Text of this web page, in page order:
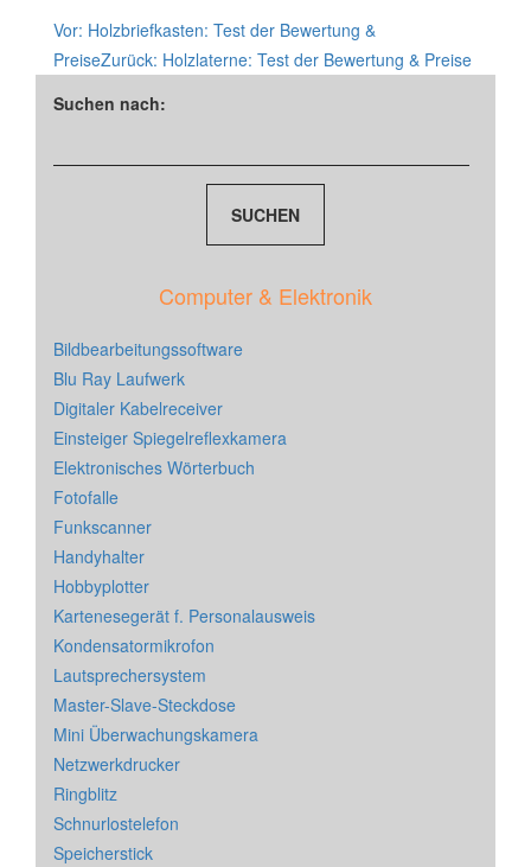
Vor: Holzbriefkasten: Test der Bewertung &
PreiseZurück: Holzlaterne: Test der Bewertung & Preise
Suchen nach:
Computer & Elektronik
Bildbearbeitungssoftware
Blu Ray Laufwerk
Digitaler Kabelreceiver
Einsteiger Spiegelreflexkamera
Elektronisches Wörterbuch
Fotofalle
Funkscanner
Handyhalter
Hobbyplotter
Kartenesegerät f. Personalausweis
Kondensatormikrofon
Lautsprechersystem
Master-Slave-Steckdose
Mini Überwachungskamera
Netzwerkdrucker
Ringblitz
Schnurlostelefon
Speicherstick